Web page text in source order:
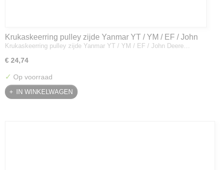
Krukaskeerring pulley zijde Yanmar YT / YM / EF / John
Deere - 119934-01800
Krukaskeerring pulley zijde Yanmar YT / YM / EF / John Deere…
€ 24,74
✓ Op voorraad
IN WINKELWAGEN